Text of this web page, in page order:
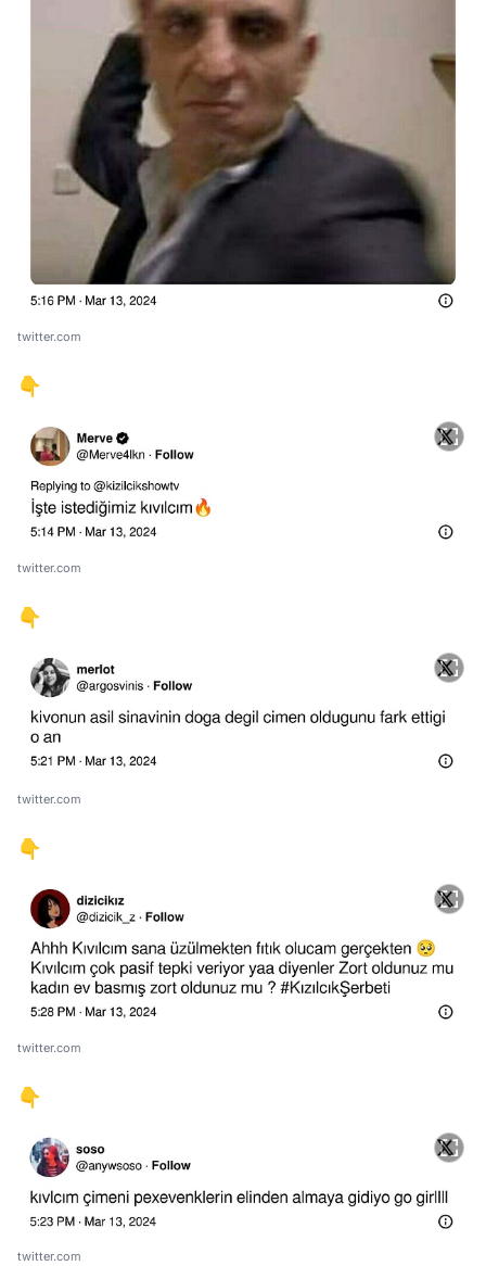
twitter.com
👇
twitter.com
👇
twitter.com
👇
twitter.com
👇
twitter.com